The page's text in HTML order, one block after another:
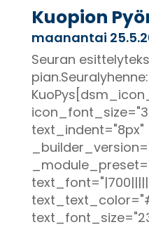
Kuopion
maanantai
Seuran
pian.Seuralyhenne:
text_indent="8px"